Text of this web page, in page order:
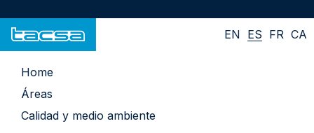
Home
Áreas
Calidad y medio ambiente
EN ES FR CA